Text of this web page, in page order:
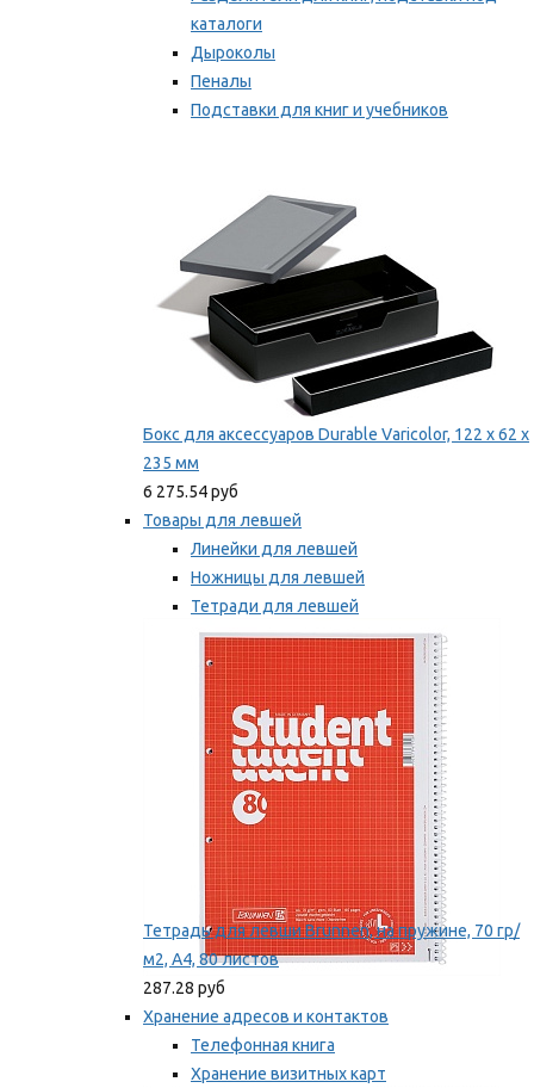
каталоги
Дыроколы
Пеналы
Подставки для книг и учебников
Бокс для аксессуаров Durable Varicolor, 122 x 62 x
235 мм
6 275.54 руб
Товары для левшей
Линейки для левшей
Ножницы для левшей
Тетради для левшей
Точилки для левшей
Мы рекомендуем
Тетрадь для левши Brunnen, на пружине, 70 гр/
м2, А4, 80 листов
287.28 руб
Хранение адресов и контактов
Телефонная книга
Хранение визитных карт